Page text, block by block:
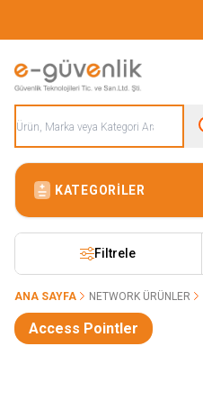
KATEGORILER
Filtrele
ANA SAYFA NETWORK ÜRÜNLER
Access Pointler